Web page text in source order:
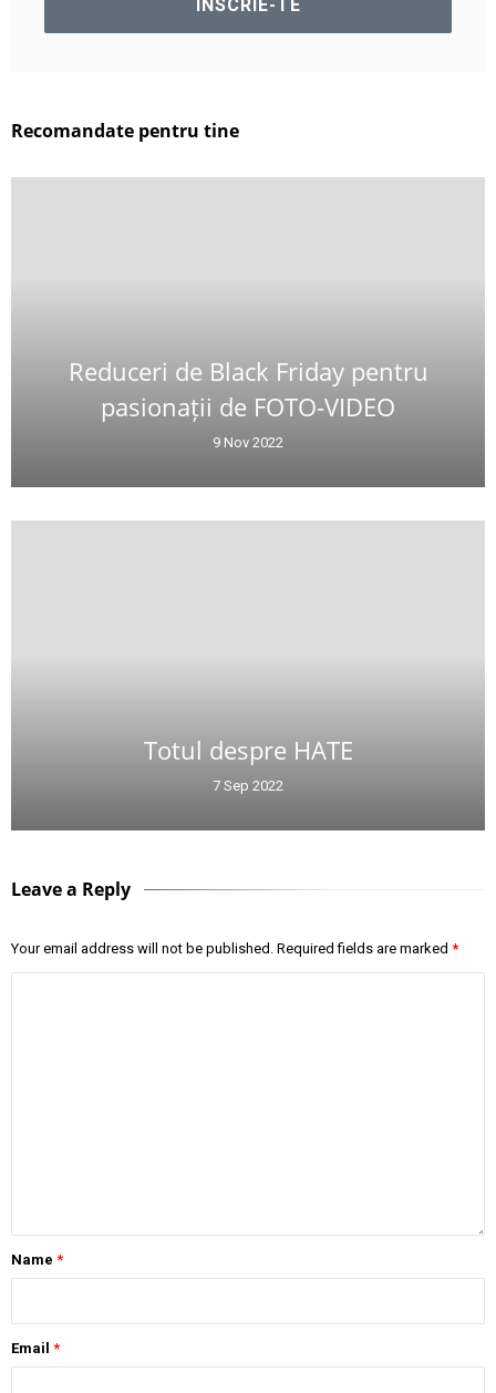
Recomandate pentru tine
Reduceri de Black Friday pentru
pasionații de FOTO-VIDEO
9 Nov 2022
Totul despre HATE
7 Sep 2022
Leave a Reply
Your email address will not be published. Required fields are marked *
Name *
Email *